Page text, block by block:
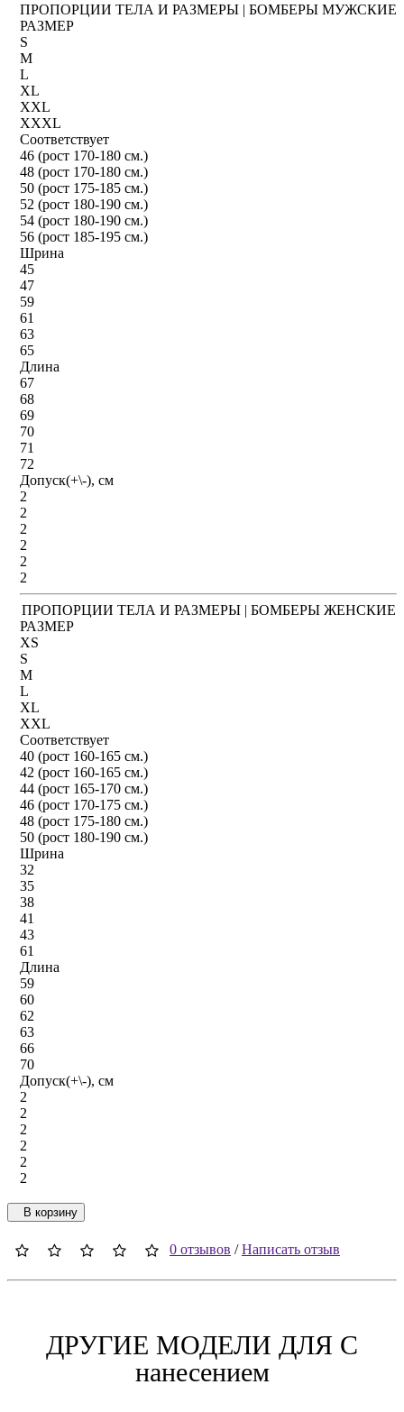
ПРОПОРЦИИ ТЕЛА И РАЗМЕРЫ | БОМБЕРЫ МУЖСКИЕ
РАЗМЕР
S
M
L
XL
XXL
XXXL
Соответствует
46 (рост 170-180 см.)
48 (рост 170-180 см.)
50 (рост 175-185 см.)
52 (рост 180-190 см.)
54 (рост 180-190 см.)
56 (рост 185-195 см.)
Шрина
45
47
59
61
63
65
Длина
67
68
69
70
71
72
Допуск(+\-), см
2
2
2
2
2
2
ПРОПОРЦИИ ТЕЛА И РАЗМЕРЫ | БОМБЕРЫ ЖЕНСКИЕ
РАЗМЕР
XS
S
M
L
XL
XXL
Соответствует
40 (рост 160-165 см.)
42 (рост 160-165 см.)
44 (рост 165-170 см.)
46 (рост 170-175 см.)
48 (рост 175-180 см.)
50 (рост 180-190 см.)
Шрина
32
35
38
41
43
61
Длина
59
60
62
63
66
70
Допуск(+\-), см
2
2
2
2
2
2
В корзину
0 отзывов /Написать отзыв
ДРУГИЕ МОДЕЛИ ДЛЯ C
нанесением